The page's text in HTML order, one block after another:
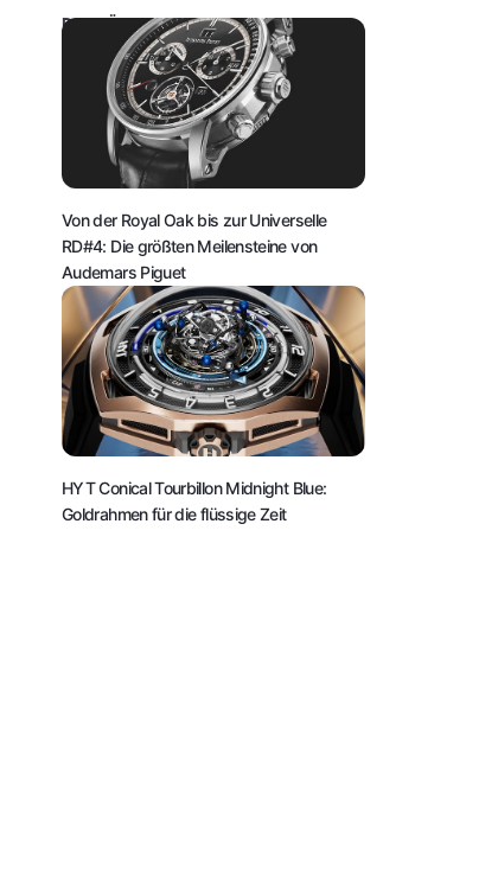
DAS KÖNNTE SIE AUCH INTERESSIEREN:
Von der Royal Oak bis zur Universelle
RD#4: Die größten Meilensteine von
Audemars Piguet
HYT Conical Tourbillon Midnight Blue:
Goldrahmen für die flüssige Zeit